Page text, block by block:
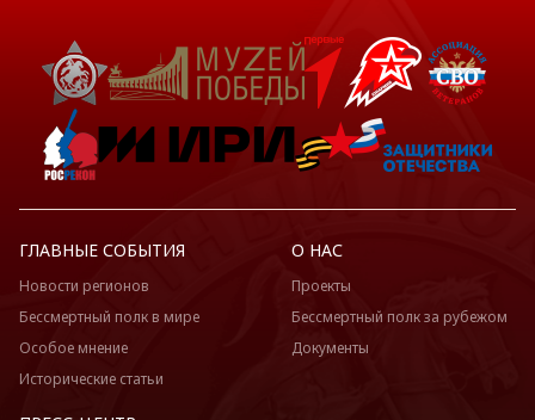
ГЛАВНЫЕ СОБЫТИЯ
Новости регионов
Бессмертный полк в мире
Особое мнение
Исторические статьи
О НАС
Проекты
Бессмертный полк за рубежом
Документы